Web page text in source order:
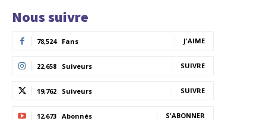
Nous suivre
78,524 Fans J'AIME
22,658 Suiveurs SUIVRE
19,762 Suiveurs SUIVRE
12,673 Abonnés S'ABONNER